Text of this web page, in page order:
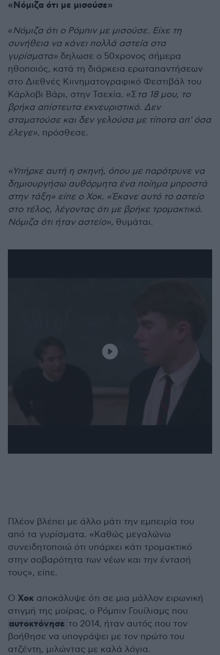
«Νόμιζα ότι με μισούσε»
«Νόμιζα ότι ο Ρόμπιν με μισούσε. Είχε τη
συνήθεια να κάνει πολλά αστεία στα
γυρίσματα» δηλωσε ο 50χρονος σήμερα
ηθοποιός, κατά τη διάρκεια ερωταπαντήσεων
στο Διεθνές Κιινηματογραφικό Φεστιβάλ του
Κάρλοβι Βάρι, στην Τσεχία. «Στα 18 μου, το
βρήκα απίστευτα εκνευριστικό. Δεν
σταματούσε και δεν γελούσα με τίποτα απ' όσα
έλεγε», πρόσθεσε.
«Υπήρχε αυτή η σκηνή, όπου με παρότρυνε να
δημιουργήσω αυθόρμητα ένα ποίημα μπροστά
στην τάξη» είπε ο Χοκ. «Έκανε αυτό το αστείο
στο τέλος, λέγοντας ότι με βρήκε τρομακτικό.
Νόμιζα ότι ήταν αστείο», θυμάται.
Πλέον βλέπει με άλλο μάτι την εμπειρία του
από τα γυρίσματα. «Καθώς μεγαλώνω
συνειδητοποιώ ότι υπάρχει κάτι τρομακτικό
στην σοβαρότητα των νέων και την έντασή
τους», είπε.
Ο Χοκ αποκάλυψε ότι σε μια μάλλον ειρωνική
στιγμή της μοίρας, ο Ρόμπιν Γουίλιαμς που
αυτοκτόνησε το 2014, ήταν αυτός που τον
βοήθησε να υπογράψει με τον πρώτο του
ατζέντη, μιλώντας με καλά λόγια.